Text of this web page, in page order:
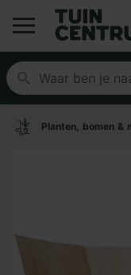
Logo
Planten, bomen &